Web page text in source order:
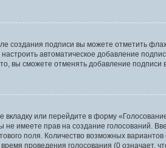
создания подписи вы можете отметить
автоматическое добавление
вы сможете отменять добавление подписи
или перейдите в форму
имеете прав на создание голосований.
поля. Количество возможных вариантов
проведения голосования (0 означает,